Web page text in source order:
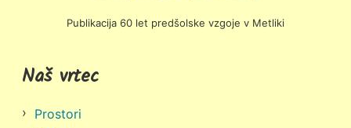
Publikacija 60 let predšolske vzgoje v Metliki
Naš vrtec
Prostori